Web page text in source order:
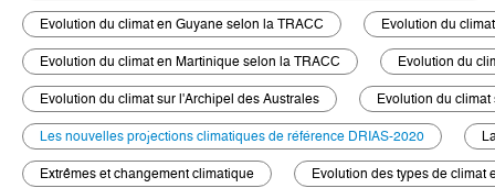
Evolution du climat en Guyane selon la TRACC Evolution du
Evolution du climat en Martinique selon la TRACC Evolution du
Evolution du climat sur l'Archipel des Australes Evolution du
Les nouvelles projections climatiques de référence DRIAS-2020
Extrêmes et changement climatique Evolution des types de climat